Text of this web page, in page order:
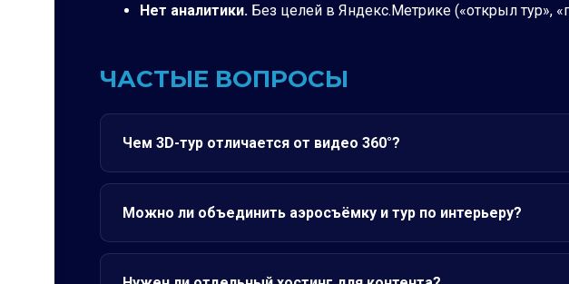
Нет аналитики. Без целей в Яндекс.Метрике («открыл тур»,
ЧАСТЫЕ ВОПРОСЫ
Чем 3D-тур отличается от видео 360°?
Можно ли объединить аэросъёмку и тур по интерьеру?